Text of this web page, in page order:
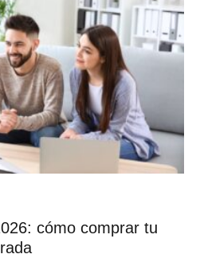
cómo comprar tu